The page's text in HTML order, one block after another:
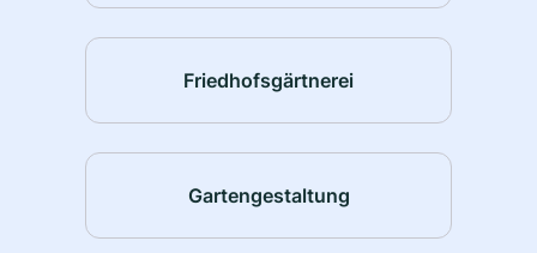
Friedhofsgärtnerei
Gartengestaltung